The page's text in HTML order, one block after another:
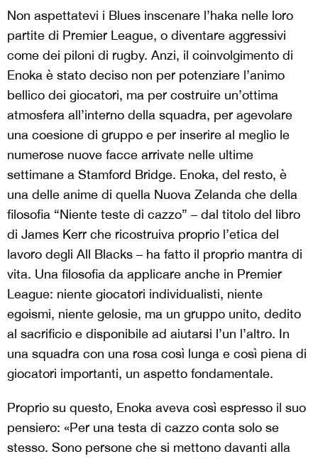
Non aspettatevi i Blues inscenare l’haka nelle loro
partite di Premier League, o diventare aggressivi
come dei piloni di rugby. Anzi, il coinvolgimento di
Enoka è stato deciso non per potenziare l’animo
bellico dei giocatori, ma per costruire un’ottima
atmosfera all’interno della squadra, per agevolare
una coesione di gruppo e per inserire al meglio le
numerose nuove facce arrivate nelle ultime
settimane a Stamford Bridge. Enoka, del resto, è
una delle anime di quella Nuova Zelanda che della
filosofia “Niente teste di cazzo” – dal titolo del libro
di James Kerr che ricostruiva proprio l’etica del
lavoro degli All Blacks – ha fatto il proprio mantra di
vita. Una filosofia da applicare anche in Premier
League: niente giocatori individualisti, niente
egoismi, niente gelosie, ma un gruppo unito, dedito
al sacrificio e disponibile ad aiutarsi l’un l’altro. In
una squadra con una rosa così lunga e così piena di
giocatori importanti, un aspetto fondamentale.
Proprio su questo, Enoka aveva così espresso il suo
pensiero: «Per una testa di cazzo conta solo se
stesso. Sono persone che si mettono davanti alla